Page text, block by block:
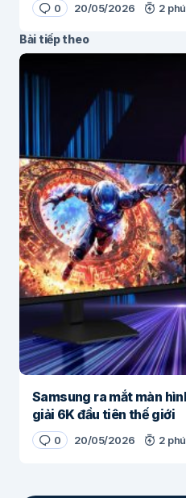
0 20/05/2026 2
Bài tiếp theo
Samsung ra mắt màn
giải 6K đầu tiên thế giới
0 20/05/2026 2